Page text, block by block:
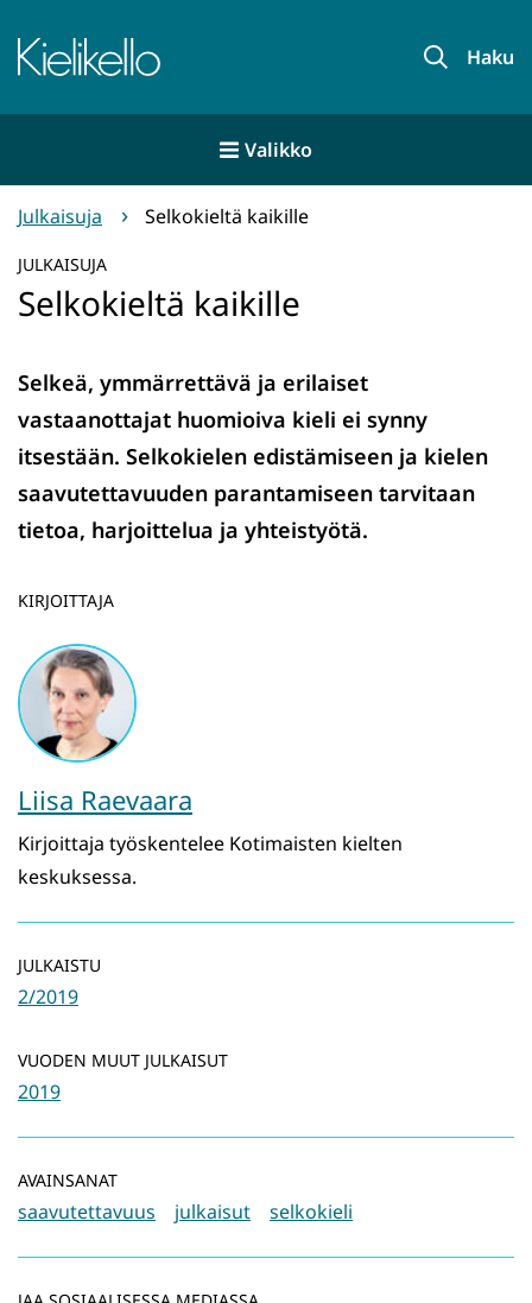
sisältöön
Etusivu Haku
Valikko
Julkaisuja Selkokieltä kaikille
JULKAISUJA
Selkokieltä kaikille
Selkeä, ymmärrettävä ja erilaiset
vastaanottajat huomioiva kieli ei synny
itsestään. Selkokielen edistämiseen ja kielen
saavutettavuuden parantamiseen tarvitaan
tietoa, harjoittelua ja yhteistyötä.
KIRJOITTAJA
Liisa Raevaara
Kirjoittaja työskentelee Kotimaisten kielten
keskuksessa.
JULKAISTU
2/2019
VUODEN MUUT JULKAISUT
2019
AVAINSANAT
saavutettavuus julkaisut selkokieli